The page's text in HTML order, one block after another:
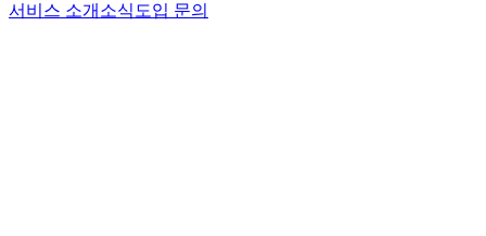
서비스 소개 소식 도입 문의